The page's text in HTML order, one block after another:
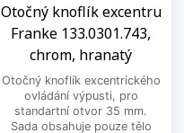
Otočný knoflík excentru
Franke 133.0301.743,
chrom, hranatý
Otočný knoflík excentrického
ovládání výpusti, pro
standartní otvor 35 mm.
Sada obsahuje pouze tělo